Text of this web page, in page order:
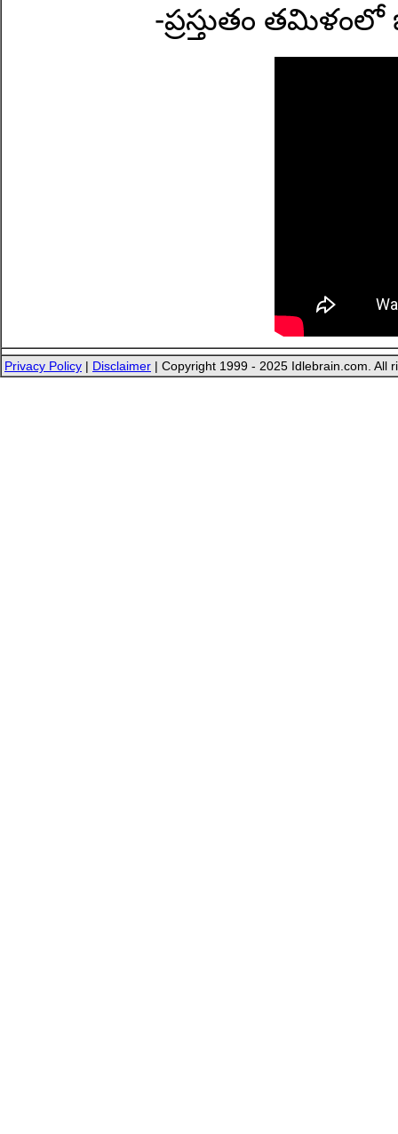
-ప్రస్తుతం
Privacy Policy | Disclaimer | Copyright 1999 - 2025 Idlebrain.com. All